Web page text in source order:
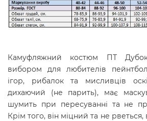
Камуфляжний костюм ПТ
вибором для любителів
ігор, рибалок та мисливців
дихаючий (не парить), має
шумить при пересуванні та не
Крім того, він міцний та не